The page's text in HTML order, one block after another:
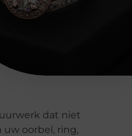
dat niet
uw oorbel, ring,